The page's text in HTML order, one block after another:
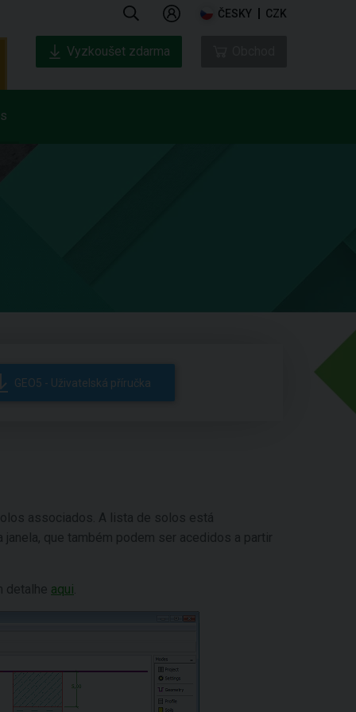
ČESKY CZK
Vyzkoušet zdarma
GEO5 - Uživatelská příručka
associados. A lista de solos está
que também podem ser acedidos a partir
detalhe aqui